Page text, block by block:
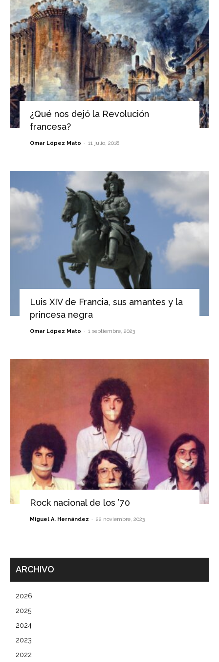
¿Qué nos dejó la Revolución
francesa?
Omar López Mato - 11 julio, 2018
Luis XIV de Francia, sus amantes y la
princesa negra
Omar López Mato - 1 septiembre, 2023
Rock nacional de los ’70
Miguel A. Hernández - 22 noviembre, 2023
ARCHIVO
2026
2025
2024
2023
2022